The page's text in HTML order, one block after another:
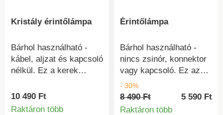
Kristály érintőlámpa
Bárhol használható -
kábel, aljzat és kapcsoló
nélkül. Ez a kerek
világít, és hűvös fehér
fényt áraszt. 3-féle
10 490 Ft
Raktáron több
Érintőlámpa
Bárhol használható -
nincs zsinór, konnektor
vagy kapcsoló. Ez az
elegáns lámpa egy
ujjmozdulatra kigyullad
és hangulatos
- 30%
8 490 Ft
5 590 Ft
Raktáron több